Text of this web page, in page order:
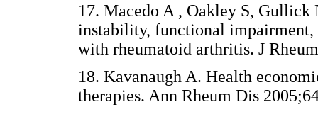
17. Macedo A , Oakley S,
instability, functional impairment,
with rheumatoid arthritis. J
18. Kavanaugh A. Health
therapies. Ann Rheum Dis